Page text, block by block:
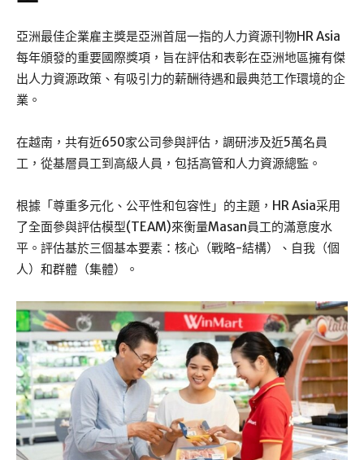
亞洲最佳企業雇主獎是亞洲首屈一指的人力資源刊物HR Asia
每年頒發的重要國際獎項，旨在評估和表彰在亞洲地區擁有傑
出人力資源政策、有吸引力的薪酬待遇和最典范工作環境的企
業。
在越南，共有近650家公司參與評估，調研涉及近5萬名員
工，從基層員工到高級人員，包括高管和人力資源總監。
根據「尊重多元化、公平性和包容性」的主題，HR Asia采用
了全面參與評估模型(TEAM)來衡量Masan員工的滿意度水
平。評估基於三個基本要素：核心（戰略-結構）、自我（個
人）和群體（集體）。